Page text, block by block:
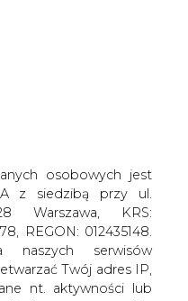
osobowych jest
Warszawa, KRS:
naszych serwisów
Twój adres IP,
nt. aktywności lub
dane te pozwalają
wówczas będą
dane osobowe
Parlamentu